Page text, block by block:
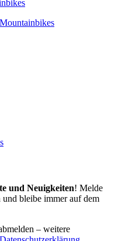
und Neuigkeiten! Melde
und bleibe immer auf dem
– weitere